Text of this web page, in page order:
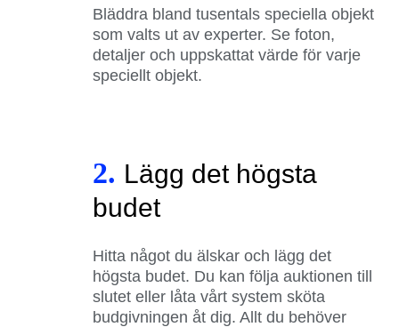
Bläddra bland tusentals speciella objekt
som valts ut av experter. Se foton,
detaljer och uppskattat värde för varje
speciellt objekt.
2. Lägg det högsta
budet
Hitta något du älskar och lägg det
högsta budet. Du kan följa auktionen till
slutet eller låta vårt system sköta
budgivningen åt dig. Allt du behöver